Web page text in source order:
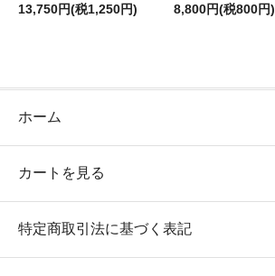
13,750円(税1,250円)
8,800円(税800円)
ホーム
カートを見る
特定商取引法に基づく表記